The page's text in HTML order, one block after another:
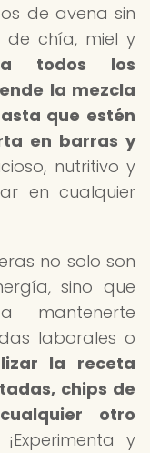
de avena sin
de chía, miel y
todos los
la mezcla
que estén
en barras y
nutritivo y
en cualquier
no solo son
sino que
mantenerte
laborales o
la receta
chips de
otro
¡Experimenta y